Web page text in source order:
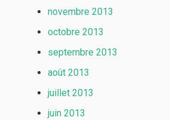
novembre 2013
octobre 2013
septembre 2013
août 2013
juillet 2013
juin 2013